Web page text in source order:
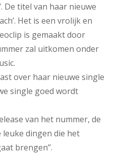
De titel van haar nieuwe
Het is een vrolijk en
is gemaakt door
zal uitkomen onder
over haar nieuwe single
single goed wordt
van het nummer, de
dingen die het
brengen’’.